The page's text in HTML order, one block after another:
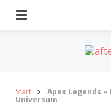
Start Apex Legends
Universum